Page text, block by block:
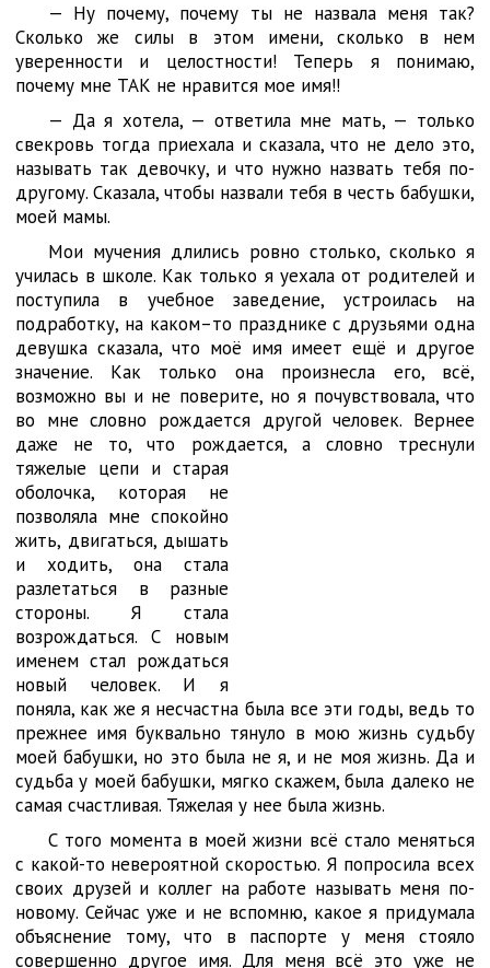
— Ну почему, почему ты не назвала меня так?
Сколько же силы в этом имени, сколько в нем
уверенности и целостности! Теперь я понимаю,
почему мне ТАК не нравится мое имя!!
— Да я хотела, — ответила мне мать, — только
свекровь тогда приехала и сказала, что не дело это,
называть так девочку, и что нужно назвать тебя по-
другому. Сказала, чтобы назвали тебя в честь бабушки,
моей мамы.
Мои мучения длились ровно столько, сколько я
училась в школе. Как только я уехала от родителей и
поступила в учебное заведение, устроилась на
подработку, на каком–то празднике с друзьями одна
девушка сказала, что моё имя имеет ещё и другое
значение. Как только она произнесла его, всё,
возможно вы и не поверите, но я почувствовала, что
во мне словно рождается другой человек. Вернее
даже не то, что рождается, а словно треснули
тяжелые цепи и старая
оболочка, которая не
позволяла мне спокойно
жить, двигаться, дышать
и ходить, она стала
разлетаться в разные
стороны. Я стала
возрождаться. С новым
именем стал рождаться
новый человек. И я
поняла, как же я несчастна была все эти годы, ведь то
прежнее имя буквально тянуло в мою жизнь судьбу
моей бабушки, но это была не я, и не моя жизнь. Да и
судьба у моей бабушки, мягко скажем, была далеко не
самая счастливая. Тяжелая у нее была жизнь.
С того момента в моей жизни всё стало меняться
с какой-то невероятной скоростью. Я попросила всех
своих друзей и коллег на работе называть меня по-
новому. Сейчас уже и не вспомню, какое я придумала
объяснение тому, что в паспорте у меня стояло
совершенно другое имя. Для меня всё это уже не